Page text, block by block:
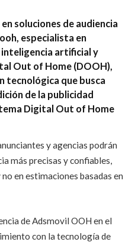
soluciones de audiencia
especialista en
inteligencia artificial y
Out of Home (DOOH),
tecnológica que busca
de la publicidad
Digital Out of Home
y agencias podrán
más precisas y confiables,
en estimaciones basadas en
de Adsmovil OOH en el
con la tecnología de